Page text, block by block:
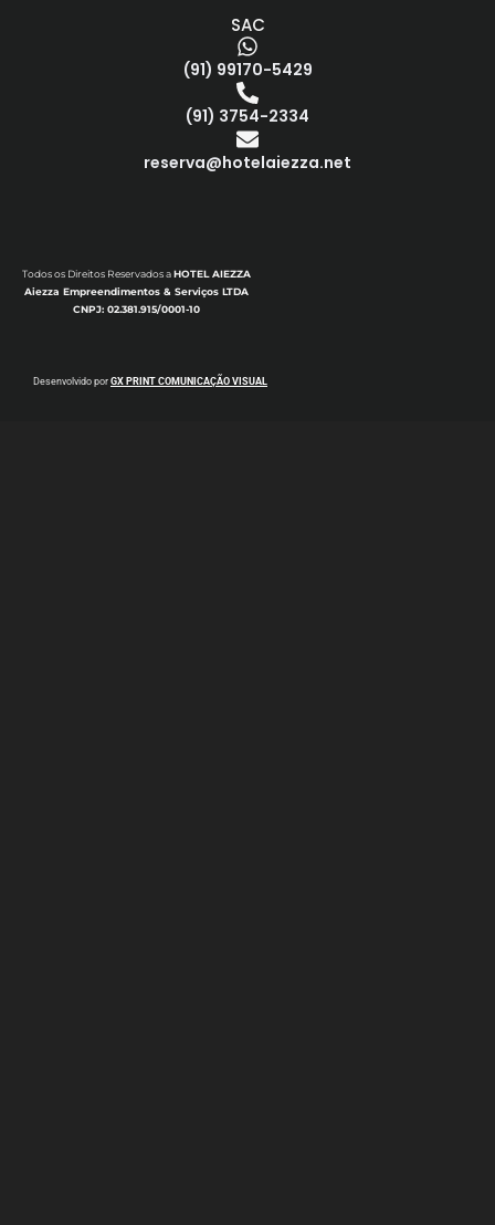
SAC
(91) 99170-5429
(91) 3754-2334
reserva@hotelaiezza.net
Desenvolvido por GX PRINT COMUNICAÇÃO VISUAL
Todos os Direitos Reservados aHOTEL AIEZZA
Aiezza Empreendimentos & Serviços LTDA
CNPJ: 02.381.915/0001-10